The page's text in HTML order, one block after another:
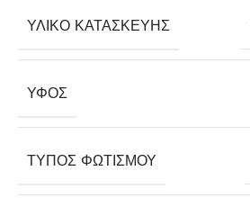
ΥΛΙΚΌ ΚΑΤΑΣΚΕΥΉΣ
ΎΦΟΣ
ΤΎΠΟΣ ΦΩΤΙΣΜΟΎ